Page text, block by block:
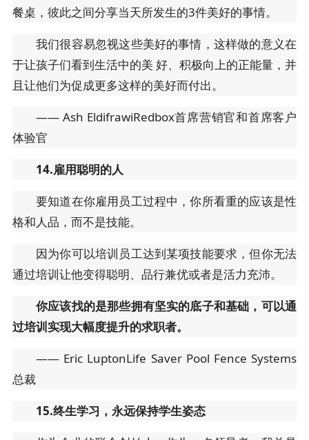
餐桌，彼此之间分享当天所发生的3件美好的事情。
我们很容易忽视这些美好的事情，这样做的意义在
于让孩子们看到生活中的美 好、积极向上的正能量，并
且让他们为促成更多这样的美好而付出。
—— Ash EldifrawiRedbox首席营销官和首席客户
体验官
14.雇用聪明的人
要知道在你雇用员工过程中，你所看重的应该是性
格和人品，而不是技能。
因为你可以培训员工达到某项技能要求，但你无法
通过培训让他变得聪明、品行兼优或者是活力充沛。
你应该找的是那些拥有坚实的底子和基础，可以通
过培训实现大幅度提升的求职者。
—— Eric LuptonLife Saver Pool Fence Systems
总裁
15.终生学习，永远保持学生姿态